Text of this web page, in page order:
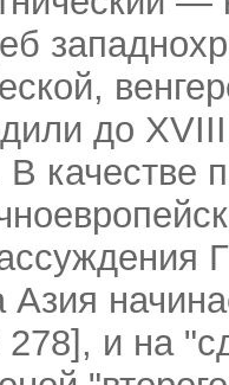
до
В
Азия
и на